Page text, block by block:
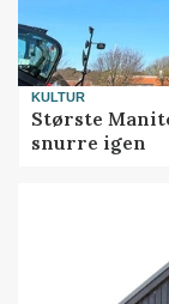
KULTUR
Største
snurre igen